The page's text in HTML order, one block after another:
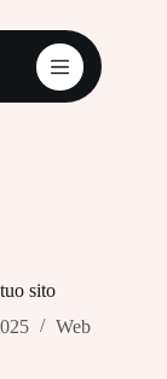
sito
Web